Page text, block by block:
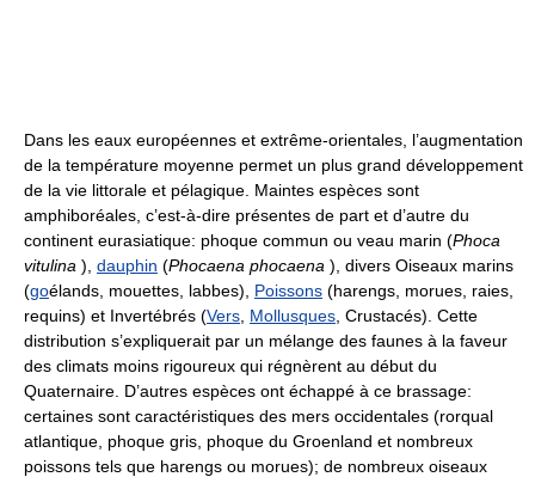
Dans les eaux européennes et extrême-orientales, l’augmentation
de la température moyenne permet un plus grand développement
de la vie littorale et pélagique. Maintes espèces sont
amphiboréales, c’est-à-dire présentes de part et d’autre du
continent eurasiatique: phoque commun ou veau marin (Phoca
vitulina ), dauphin (Phocaena phocaena ), divers Oiseaux marins
(goélands, mouettes, labbes), Poissons (harengs, morues, raies,
requins) et Invertébrés (Vers Mollusques , Crustacés). Cette
distribution s’expliquerait par un mélange des faunes à la faveur
des climats moins rigoureux qui régnèrent au début du
Quaternaire. D’autres espèces ont échappé à ce brassage:
certaines sont caractéristiques des mers occidentales (rorqual
atlantique, phoque gris, phoque du Groenland et nombreux
poissons tels que harengs ou morues); de nombreux oiseaux